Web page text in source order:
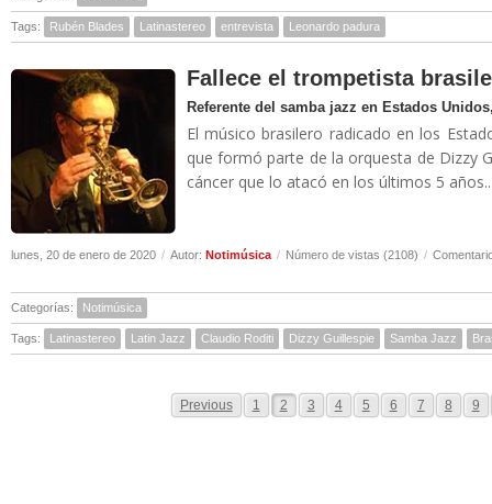
Tags: Rubén Blades Latinastereo entrevista Leonardo padura
Fallece el trompetista
Referente del samba jazz en Estados
El músico brasilero radicado en los
que formó parte de la orquesta de Dizzy
cáncer que lo atacó en los últimos 5
lunes, 20 de enero de 2020 / Autor: Notimúsica / Número de vistas (2108) /
Categorías: Notimúsica
Tags: Latinastereo Latin Jazz Claudio Roditi Dizzy Guillespie Samba Jazz
Previous 1 2 3 4 5 6 7 8 9